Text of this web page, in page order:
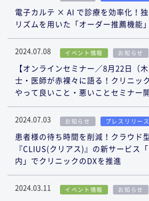
電子カルテ × AI で診療を効率化！
リズムを用いた「オーダー推薦機能
2024.07.08 イベント情報 お知らせ
【オンラインセミナー／8月22日（
士・医師が赤裸々に語る！クリニッ
やって良いこと・悪いことセミナー
2024.07.03 お知らせ プレスリリース
患者様の待ち時間を削減！クラウド
『CLIUS(クリアス)』の新サービス
内」でクリニックのDXを推進
2024.03.11 イベント情報 お知らせ